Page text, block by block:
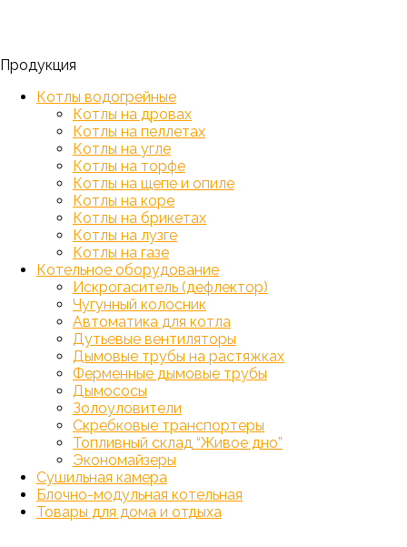
Продукция
Котлы водогрейные
Котлы на дровах
Котлы на пеллетах
Котлы на угле
Котлы на торфе
Котлы на щепе и опиле
Котлы на коре
Котлы на брикетах
Котлы на лузге
Котлы на газе
Котельное оборудование
Искрогаситель (дефлектор)
Чугунный колосник
Автоматика для котла
Дутьевые вентиляторы
Дымовые трубы на растяжках
Ферменные дымовые трубы
Дымососы
Золоуловители
Скребковые транспортеры
Топливный склад “Живое дно”
Экономайзеры
Сушильная камера
Блочно-модульная котельная
Товары для дома и отдыха